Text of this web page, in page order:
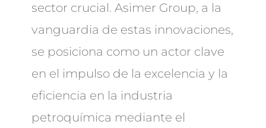
sector crucial. Asimer Group, a la
vanguardia de estas innovaciones,
se posiciona como un actor clave
en el impulso de la excelencia y la
eficiencia en la industria
petroquímica mediante el